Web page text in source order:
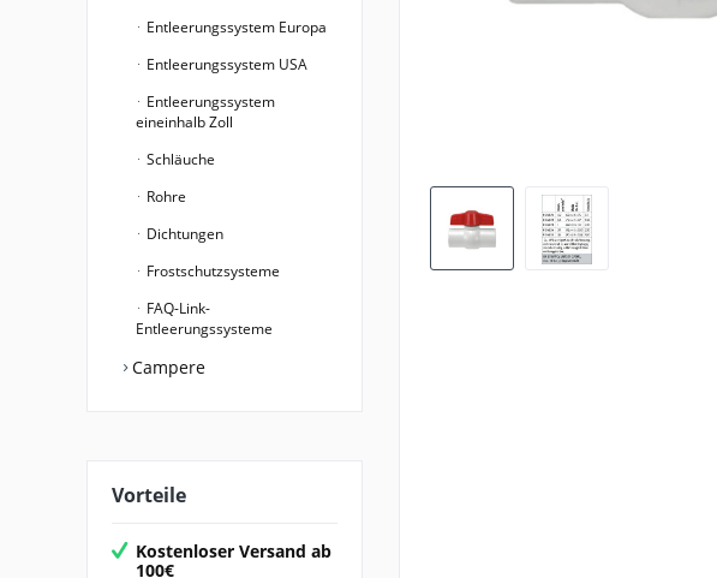
Entleerungssystem Europa
Entleerungssystem USA
Entleerungssystem
eineinhalb Zoll
Schläuche
Rohre
Dichtungen
Frostschutzsysteme
FAQ-Link-
Entleerungssysteme
Campere
Vorteile
Kostenloser Versand ab
100€